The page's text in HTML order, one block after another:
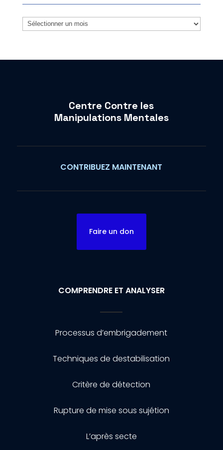
Archives
Centre Contre les
Manipulations Mentales
CONTRIBUEZ MAINTENANT
Faire un don
COMPRENDRE ET ANALYSER
Processus d’embrigadement
Techniques de destabilisation
Critère de détection
Rupture de mise sous sujétion
L’après secte